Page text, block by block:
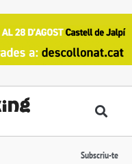
Subscriu-te